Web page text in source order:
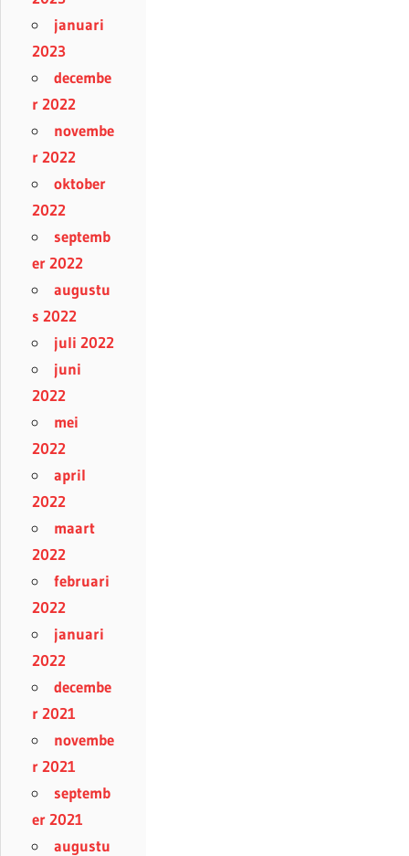
januari
2023
decembe
r 2022
novembe
r 2022
oktober
2022
septemb
er 2022
augustu
s 2022
juli 2022
juni
2022
mei
2022
april
2022
maart
2022
februari
2022
januari
2022
decembe
r 2021
novembe
r 2021
septemb
er 2021
augustu